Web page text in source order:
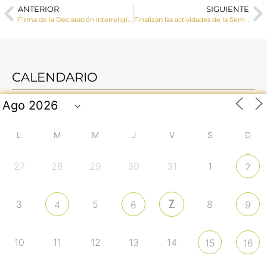
ANTERIOR
Firma de la Declaración Interreligiosa sobre la dignidad de la vida humana
SIGUIENTE
Finalizan las actividades de la Semana del Matrimonio
CALENDARIO
L M M J V S D
27 28 29 30 31 1 2
3 4 5 6 7 8 9
10 11 12 13 14 15 16